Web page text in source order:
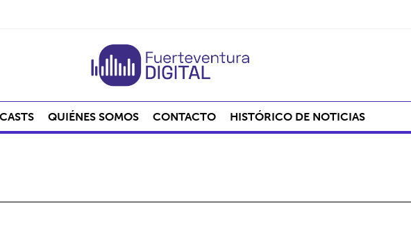
QUIÉNES SOMOS CONTACTO HISTÓRICO DE NOTICIAS